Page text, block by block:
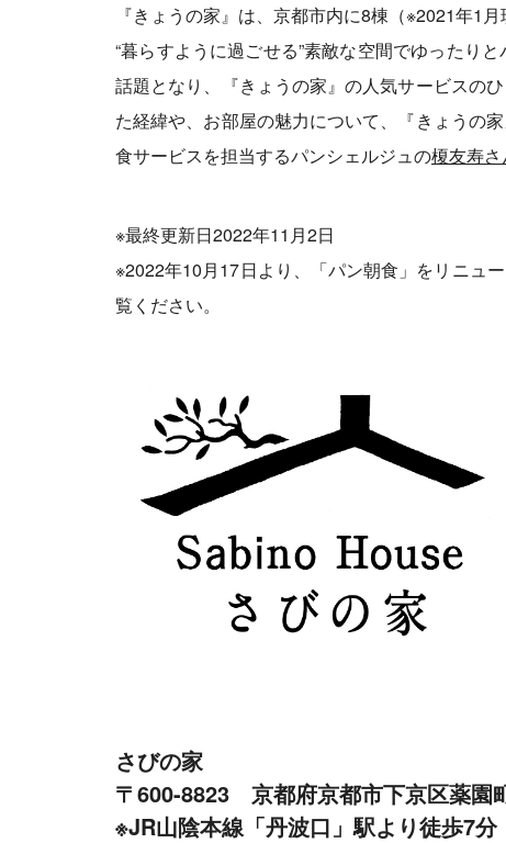
『きょうの家』は、京都市内に8棟（※2021年1
“暮らすように過ごせる”素敵な空間でゆったり
話題となり、『きょうの家』の人気サービスの
た経緯や、お部屋の魅力について、『きょうの
食サービスを担当するパンシェルジュの榎友寿さ
※最終更新日2022年11月2日
※2022年10月17日より、「パン朝食」をリニュ
覧ください。
さびの家
〒600-8823 京都府京都市下京区薬園
※JR山陰本線「丹波口」駅より徒歩7分